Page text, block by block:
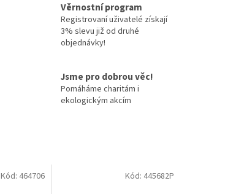
Věrnostní program
Registrovaní uživatelé získají
3% slevu již od druhé
objednávky!
Jsme pro dobrou věc!
Pomáháme charitám i
ekologickým akcím
Kód: 464706 Kód: 445682P